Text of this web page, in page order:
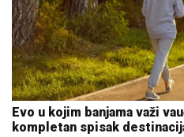
Evo u kojim banjama važi
kompletan spisak